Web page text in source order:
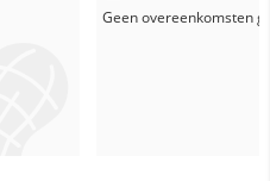
Geen overeenkomsten